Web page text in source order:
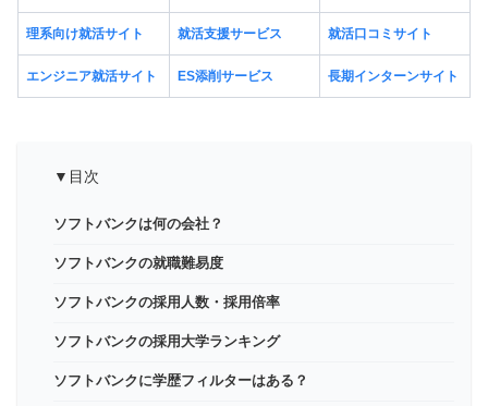
理系向け就活サイト 就活支援サービス 就活口コミサイト
エンジニア就活サイト ES添削サービス 長期インターンサイト
▼目次
ソフトバンクは何の会社？
ソフトバンクの就職難易度
ソフトバンクの採用人数・採用倍率
ソフトバンクの採用大学ランキング
ソフトバンクに学歴フィルターはある？